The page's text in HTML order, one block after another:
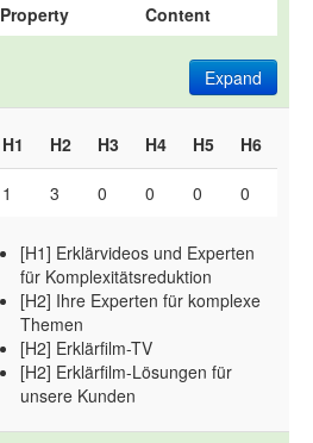
Property
Content
Expand
H1 H2 H3 H4 H5 H6
1 3 0 0 0 0
[H1] Erklärvideos und Experten
für Komplexitätsreduktion
[H2] Ihre Experten für komplexe
Themen
[H2] Erklärfilm-TV
[H2] Erklärfilm-Lösungen für
unsere Kunden